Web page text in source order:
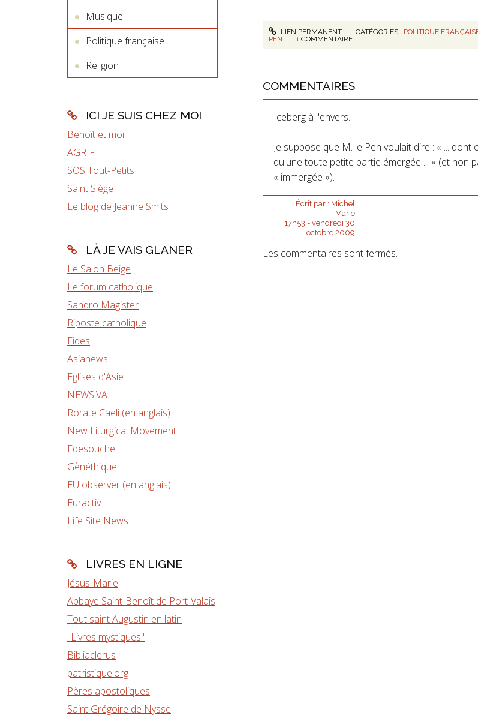
Musique
Politique française
Religion
ICI JE SUIS CHEZ MOI
Benoît et moi
AGRIF
SOS Tout-Petits
Saint Siège
Le blog de Jeanne Smits
LÀ JE VAIS GLANER
Le Salon Beige
Le forum catholique
Sandro Magister
Riposte catholique
Fides
Asianews
Eglises d'Asie
NEWS.VA
Rorate Caeli (en anglais)
New Liturgical Movement
Fdesouche
Gènéthique
EU observer (en anglais)
Euractiv
Life Site News
LIVRES EN LIGNE
Jésus-Marie
Abbaye Saint-Benoît de Port-Valais
Tout saint Augustin en latin
"Livres mystiques"
Bibliaclerus
patristique.org
Pères apostoliques
Saint Grégoire de Nysse
LIEN PERMANENT CATÉGORIES : POLITIQUE
PEN
1 COMMENTAIRE
COMMENTAIRES
Iceberg à l'envers...
Je suppose que M. le Pen voulait dire : « ... dont
qu'une toute petite partie émergée ... » (et non
« immergée »).
Écrit par : Michel
Marie
17h53 - vendredi 30
octobre 2009
Les commentaires sont fermés.